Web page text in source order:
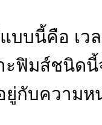
บนี้คือ เว
าะฟิมส์ชนิด
ยู่กับความ